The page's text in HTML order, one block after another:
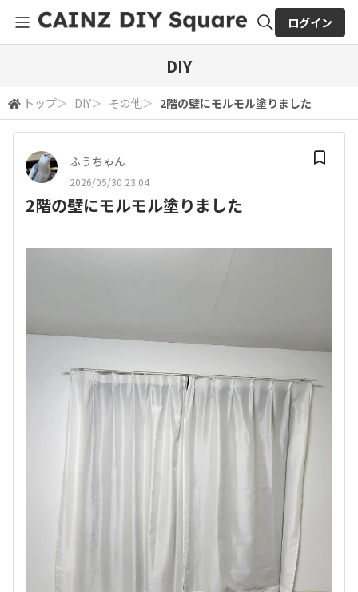
検索
ログイン
DIY
トップ＞ DIY＞ その他＞ 2階の壁にモルモル塗りました
ふうちゃん
2026/05/30 23:04
2階の壁にモルモル塗りました